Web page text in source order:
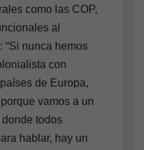
como las COP,
al
“Si nunca hemos
con
de Europa,
vamos a un
todos
hablar, hay un